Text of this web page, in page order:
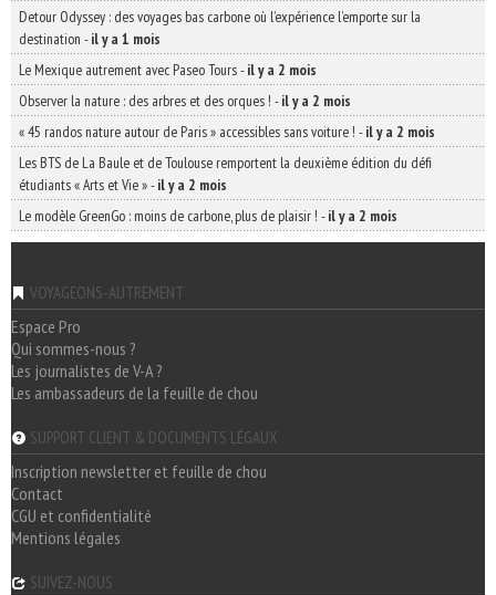
Detour Odyssey : des voyages bas carbone où l’expérience l’emporte sur la
destination -il y a 1 mois
Le Mexique autrement avec Paseo Tours-il y a 2 mois
Observer la nature : des arbres et des orques ! -il y a 2 mois
« 45 randos nature autour de Paris » accessibles sans voiture ! -il y a 2 mois
Les BTS de La Baule et de Toulouse remportent la deuxième édition du défi
étudiants « Arts et Vie »-il y a 2 mois
Le modèle GreenGo : moins de carbone, plus de plaisir ! -il y a 2 mois
VOYAGEONS-AUTREMENT
Espace Pro
Qui sommes-nous ?
Les journalistes de V-A ?
Les ambassadeurs de la feuille de chou
SUPPORT CLIENT & DOCUMENTS LÉGAUX
Inscription newsletter et feuille de chou
Contact
CGU et confidentialité
Mentions légales
SUIVEZ-NOUS